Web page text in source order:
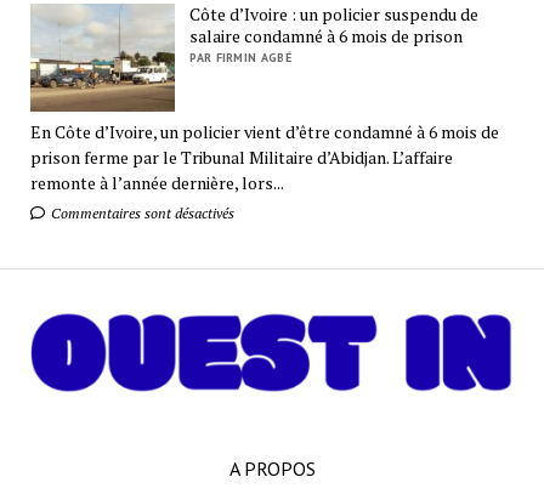
Côte d’Ivoire : un policier suspendu de
salaire condamné à 6 mois de prison
PAR FIRMIN AGBÉ
En Côte d’Ivoire, un policier vient d’être condamné à 6 mois de
prison ferme par le Tribunal Militaire d’Abidjan. L’affaire
remonte à l’année dernière, lors...
Commentaires sont désactivés
A PROPOS